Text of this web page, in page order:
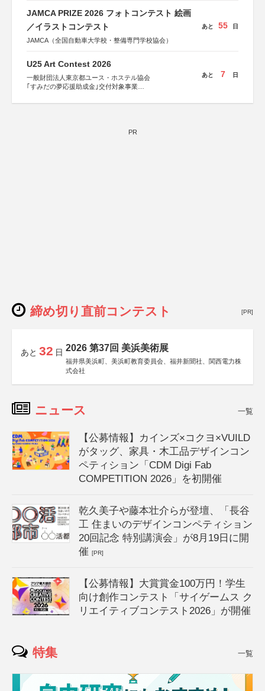
JAMCA PRIZE 2026 フォトコンテスト 絵画
／イラストコンテスト
JAMCA（全国自動車大学校・整備専門学校協会）
あと 55 日
U25 Art Contest 2026
一般財団法人東京都ユース・ホステル協会
｢すみだの夢応援助成金｣交付対象事業
あと 7 日
PR
締め切り直前コンテスト [PR]
あと 32 日 2026 第37回 美浜美術展
福井県美浜町、美浜町教育委員会、福井新聞社、関西電力株
式会社
ニュース 一覧
【公募情報】カインズ×コクヨ×VUILD
がタッグ、家具・木工品デザインコン
ペティション「CDM Digi Fab
COMPETITION 2026」を初開催
乾久美子や藤本壮介らが登壇、「長谷
工 住まいのデザインコンペティション
20回記念 特別講演会」が8月19日に開
催[PR]
【公募情報】大賞賞金100万円！学生
向け創作コンテスト「サイゲームス ク
リエイティブコンテスト2026」が開催
特集 一覧